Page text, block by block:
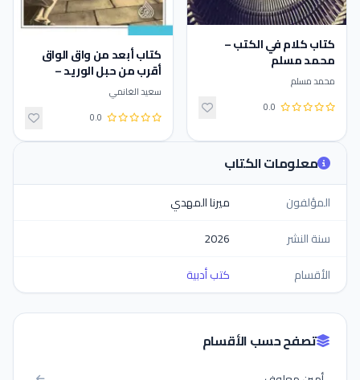
كتاب كلام في الكتب –
محمد مسلم
محمد مسلم
0.0
كتاب أبعد من واق الواق
أقرب من حبل الوريد –
سعيد الغانمي
سعيد الغانمي
0.0
معلومات الكتاب
المؤلفون
ميرنا المهدي
سنة النشر
2026
الأقسام
كتب أدبية
تصفح حسب الأقسام